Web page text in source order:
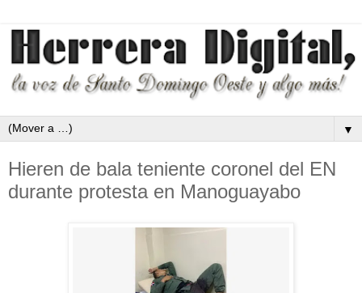
▼
Hieren de bala teniente coronel del EN
durante protesta en Manoguayabo